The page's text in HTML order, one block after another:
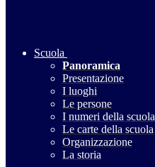
Scuola
Panoramica
Presentazione
I luoghi
Le persone
I numeri della scuola
Le carte della scuola
Organizzazione
La storia